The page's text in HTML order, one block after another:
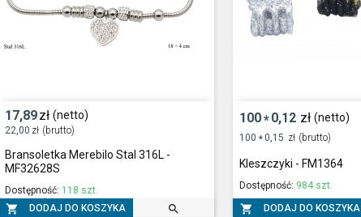
17,89zł (netto)
22,00 zł (brutto)
Bransoletka Merebilo Stal 316L -
MF32628S
Dostępność: 118 szt.
 DODAJ DO KOSZYKA 
100*0,12 zł (netto)
100 *0,15 zł (brutto)
Kleszczyki - FM1364
Dostępność: 984 szt.
 DODAJ DO KOSZYKA